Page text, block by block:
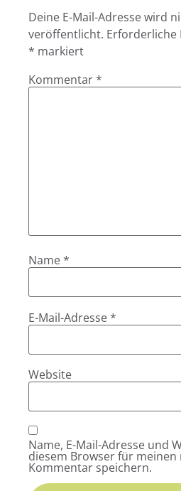
Deine E-Mail-Adresse wird
veröffentlicht. Erforderliche
* markiert
Kommentar *
Name *
E-Mail-Adresse *
Website
Name, E-Mail-Adresse und
diesem Browser für meinen
Kommentar speichern.